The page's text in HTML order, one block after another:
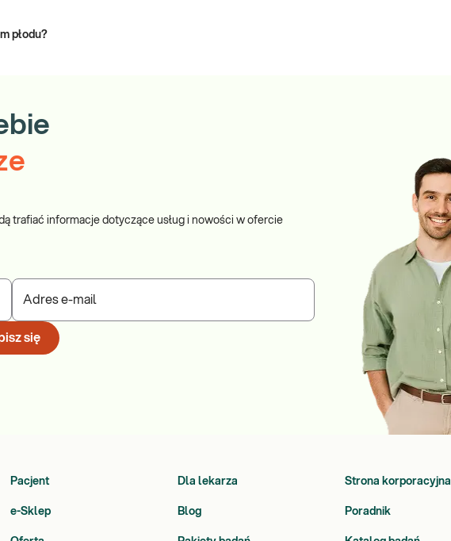
płodu?
trafiać informacje dotyczące usług i nowości w ofercie
Adres e-mail
się
Pacjent Dla lekarza Strona korporacyjna
e-Sklep Blog Poradnik